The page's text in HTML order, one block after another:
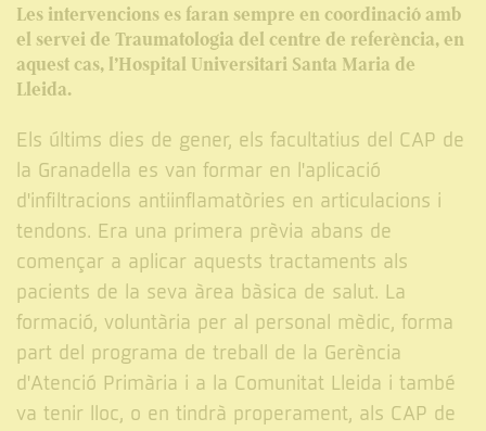
Les intervencions es faran sempre en coordinació amb
el servei de Traumatologia del centre de referència, en
aquest cas, l’Hospital Universitari Santa Maria de
Lleida.
Els últims dies de gener, els facultatius del CAP de
la Granadella es van formar en l'aplicació
d'infiltracions antiinflamatòries en articulacions i
tendons. Era una primera prèvia abans de
començar a aplicar aquests tractaments als
pacients de la seva àrea bàsica de salut. La
formació, voluntària per al personal mèdic, forma
part del programa de treball de la Gerència
d'Atenció Primària i a la Comunitat Lleida i també
va tenir lloc, o en tindrà properament, als CAP de